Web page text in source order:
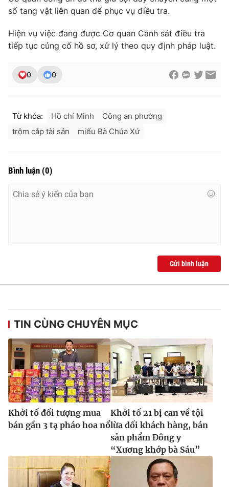
THỜI BÁO VTV
Cơ quan chủ quản:
Đài Truyền hình Việt Nam
cấp ngày 29/12/2023
Phó Tổng Biên tập:Nguyễn Thị Mỹ Hạnh, Phạm Quốc Thắng,
® Cấm sao chép dưới mọi hình thức nếu không có sự chấp
thuận bằng văn bản. Ghi rõ nguồn VTV.vn khi phát hành lại
thông tin từ website này.
số tang vật liên quan để phục vụ điều tra.
Hiện vụ việc đang được Cơ quan Cảnh sát điều tra
tiếp tục củng cố hồ sơ, xử lý theo quy định pháp luật.
0 0
Từ khóa: Hồ chí Minh
Công an phường
trộm cắp tài sản
miếu Bà Chúa Xứ
Bình luận (0)
Gửi bình luận
TIN CÙNG CHUYÊN MỤC
Khởi tố đối tượng mua
bán gần 3 tạ pháo hoa nổ
Khởi tố 21 bị can về tội
lừa dối khách hàng, bán
sản phẩm Đông y
“Xương khớp bà Sáu”